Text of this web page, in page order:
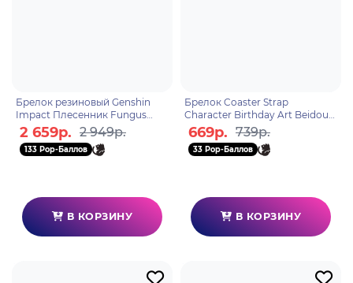
Брелок резиновый Genshin
Impact Плесенник Fungus
6976068144380
2 659р. 2 949р.
133 Pop-Баллов
В КОРЗИНУ
Брелок Coaster Strap
Character Birthday Art Beidou
6976068149576
669р. 739р.
33 Pop-Баллов
В КОРЗИНУ